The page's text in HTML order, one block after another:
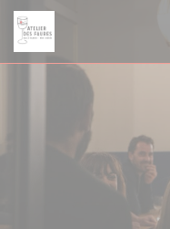
Cookie管理面板